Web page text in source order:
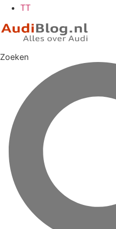
TT
Zoeken